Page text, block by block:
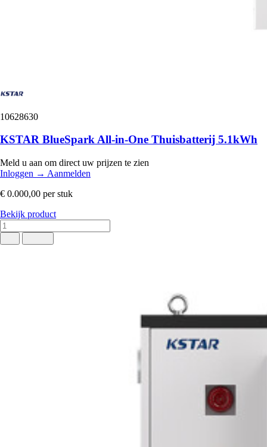
10628630
KSTAR BlueSpark All‑in‑One Thuisbatterij 5.1kWh
Meld u aan om direct uw prijzen te zien
Inloggen → Aanmelden
€ 0.000,00 per stuk
Bekijk product